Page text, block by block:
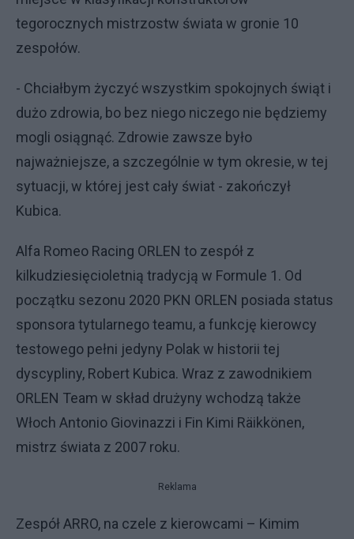
tegorocznych mistrzostw świata w gronie 10
zespołów.
- Chciałbym życzyć wszystkim spokojnych świąt i
dużo zdrowia, bo bez niego niczego nie będziemy
mogli osiągnąć. Zdrowie zawsze było
najważniejsze, a szczególnie w tym okresie, w tej
sytuacji, w której jest cały świat - zakończył
Kubica.
Alfa Romeo Racing ORLEN to zespół z
kilkudziesięcioletnią tradycją w Formule 1. Od
początku sezonu 2020 PKN ORLEN posiada status
sponsora tytularnego teamu, a funkcję kierowcy
testowego pełni jedyny Polak w historii tej
dyscypliny, Robert Kubica. Wraz z zawodnikiem
ORLEN Team w skład drużyny wchodzą także
Włoch Antonio Giovinazzi i Fin Kimi Räikkönen,
mistrz świata z 2007 roku.
Reklama
Zespół ARRO, na czele z kierowcami – Kimim